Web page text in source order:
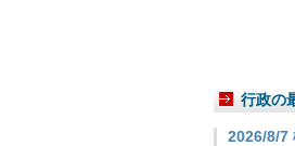
行政の
2026/8/7